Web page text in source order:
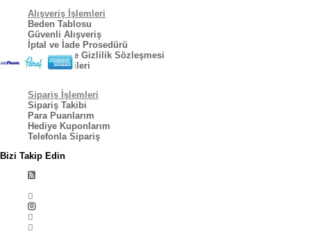
Alışveriş İşlemleri
Beden Tablosu
Güvenli Alışveriş
İptal ve İade Prosedürü
Kullanıcı ve Gizlilik Sözleşmesi
Kargo Bilgileri
Sipariş İşlemleri
Sipariş Takibi
Para Puanlarım
Hediye Kuponlarım
Telefonla Sipariş
Bizi Takip Edin